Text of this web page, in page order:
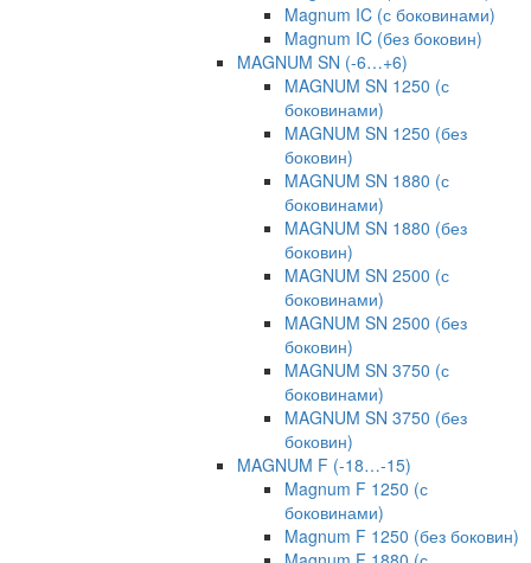
Magnum IC (с боковинами)
Magnum IC (без боковин)
MAGNUM SN (-6…+6)
MAGNUM SN 1250 (с
боковинами)
MAGNUM SN 1250 (без
боковин)
MAGNUM SN 1880 (с
боковинами)
MAGNUM SN 1880 (без
боковин)
MAGNUM SN 2500 (с
боковинами)
MAGNUM SN 2500 (без
боковин)
MAGNUM SN 3750 (с
боковинами)
MAGNUM SN 3750 (без
боковин)
MAGNUM F (-18…-15)
Magnum F 1250 (с
боковинами)
Magnum F 1250 (без боковин)